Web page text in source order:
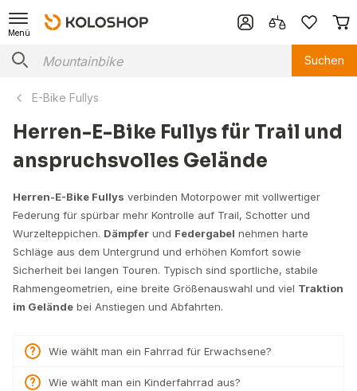
Menü
Suchen
E-Bike Fullys
Herren-E-Bike Fullys für Trail und
anspruchsvolles Gelände
Herren-E-Bike Fullys verbinden Motorpower mit vollwertiger
Federung für spürbar mehr Kontrolle auf Trail, Schotter und
Wurzelteppichen. Dämpfer und Federgabel nehmen harte
Schläge aus dem Untergrund und erhöhen Komfort sowie
Sicherheit bei langen Touren. Typisch sind sportliche, stabile
Rahmengeometrien, eine breite Größenauswahl und viel Traktion
im Gelände bei Anstiegen und Abfahrten.
Wie wählt man ein Fahrrad für Erwachsene?
Wie wählt man ein Kinderfahrrad aus?